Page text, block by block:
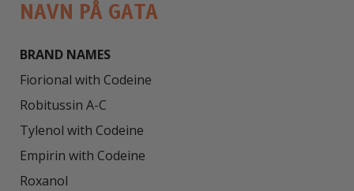
NAVN PÅ GATA
BRAND NAMES
Fiorional with Codeine
Robitussin A-C
Tylenol with Codeine
Empirin with Codeine
Roxanol